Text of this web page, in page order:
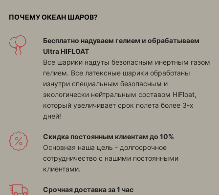
ПОЧЕМУ ОКЕАН ШАРОВ?
Бесплатно надуваем гелием и обрабатываем
Ultra HIFLOAT
Все шарики надуты безопасным инертным газом
гелием. Все латексные шарики обработаны
изнутри специальным безопасным и
экологически нейтральным составом HiFloat,
который увеличивает срок полета более 3-х
дней!
Скидка постоянным клиентам до 10%
Основная наша цель - долгосрочное
сотрудничество с нашими постоянными
клиентами.
Срочная доставка за 1 час